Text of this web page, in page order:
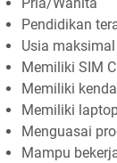
Pria/Wanita
Pendidikan
Usia
Memiliki SIM C
Memiliki
Memiliki
Menguasai
Mampu